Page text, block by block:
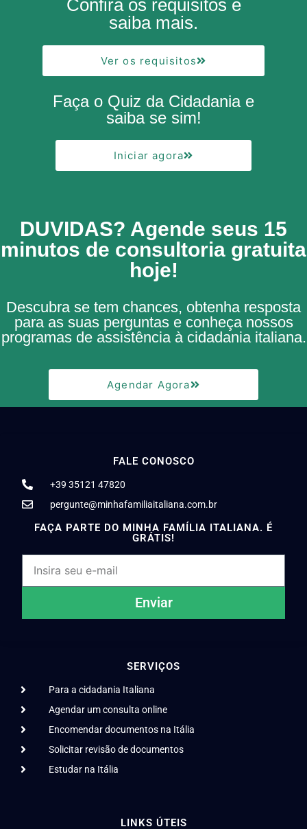
Confira os requisitos e
saiba mais.
Ver os requisitos
Faça o Quiz da Cidadania e
saiba se sim!
Iniciar agora
DUVIDAS? Agende seus 15
minutos de consultoria gratuita
hoje!
Descubra se tem chances, obtenha resposta
para as suas perguntas e conheça nossos
programas de assistência à cidadania italiana.
Agendar Agora
LINKS ÚTEIS
SERVIÇOS
Para a cidadania Italiana
Agendar um consulta online
Encomendar documentos na Itália
Solicitar revisão de documentos
Estudar na Itália
FALE CONOSCO
+39 35121 47820
pergunte@minhafamiliaitaliana.com.br
FAÇA PARTE DO MINHA FAMÍLIA ITALIANA. É
GRÁTIS!
Enviar